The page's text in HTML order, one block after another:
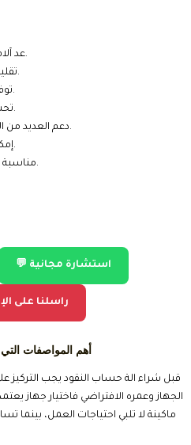
عد آلاف الأوراق النقدية خلال دقائق.
تقليل الأخطاء البشرية أثناء العد.
توفير الوقت والجهد للموظفين.
تحسين كفاءة العمليات المالية.
دعم العديد من العملات في بعض الموديلات.
إمكانية اكتشاف الأوراق المزيفة.
مناسبة للبنوك والمحلات والشركات.
💬 استشارة مجانية
✉️ راسلنا على
أهم المواصفات
قبل شراء الة حساب النقود يجب التركيز
الجهاز وعمره الافتراضي فاختيار جهاز
ماكينة لا تلبي احتياجات العمل، بينما